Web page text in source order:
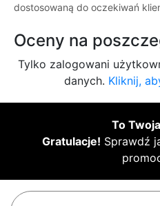
dostosowaną do oczekiwań
Oceny na
Tylko zalogowani
danych. Kliknij,
To
Gratulacje! Sprawdź